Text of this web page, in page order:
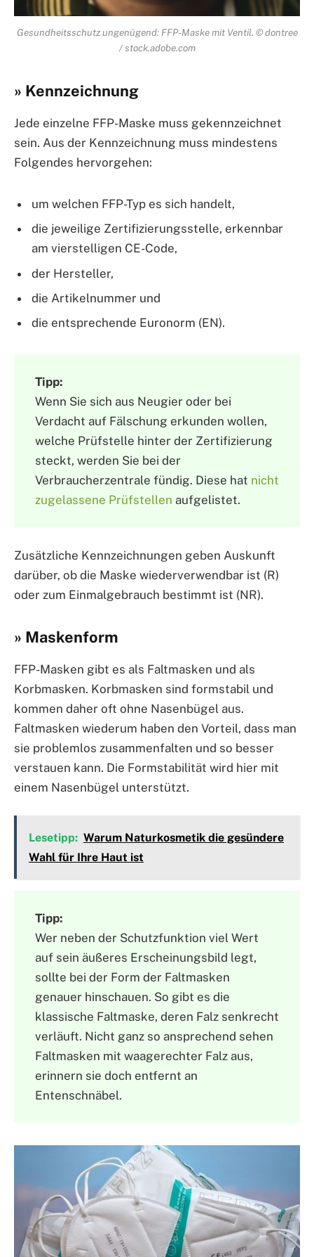
Gesundheitsschutz ungenügend: FFP-Maske mit Ventil. © dontree
/ stock.adobe.com
» Kennzeichnung
Jede einzelne FFP-Maske muss gekennzeichnet
sein. Aus der Kennzeichnung muss mindestens
Folgendes hervorgehen:
um welchen FFP-Typ es sich handelt,
die jeweilige Zertifizierungsstelle, erkennbar
am vierstelligen CE-Code,
der Hersteller,
die Artikelnummer und
die entsprechende Euronorm (EN).
Tipp:
Wenn Sie sich aus Neugier oder bei
Verdacht auf Fälschung erkunden wollen,
welche Prüfstelle hinter der Zertifizierung
steckt, werden Sie bei der
Verbraucherzentrale fündig. Diese hat nicht
zugelassene Prüfstellen aufgelistet.
Zusätzliche Kennzeichnungen geben Auskunft
darüber, ob die Maske wiederverwendbar ist (R)
oder zum Einmalgebrauch bestimmt ist (NR).
» Maskenform
FFP-Masken gibt es als Faltmasken und als
Korbmasken. Korbmasken sind formstabil und
kommen daher oft ohne Nasenbügel aus.
Faltmasken wiederum haben den Vorteil, dass man
sie problemlos zusammenfalten und so besser
verstauen kann. Die Formstabilität wird hier mit
einem Nasenbügel unterstützt.
Lesetipp: Warum Naturkosmetik die gesündere
Wahl für Ihre Haut ist
Tipp:
Wer neben der Schutzfunktion viel Wert
auf sein äußeres Erscheinungsbild legt,
sollte bei der Form der Faltmasken
genauer hinschauen. So gibt es die
klassische Faltmaske, deren Falz senkrecht
verläuft. Nicht ganz so ansprechend sehen
Faltmasken mit waagerechter Falz aus,
erinnern sie doch entfernt an
Entenschnäbel.